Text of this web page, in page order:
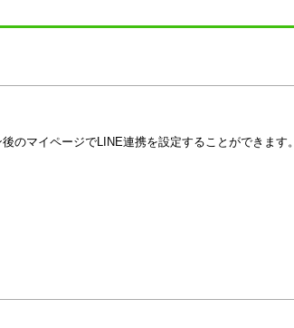
のマイページでLINE連携を設定することができます。